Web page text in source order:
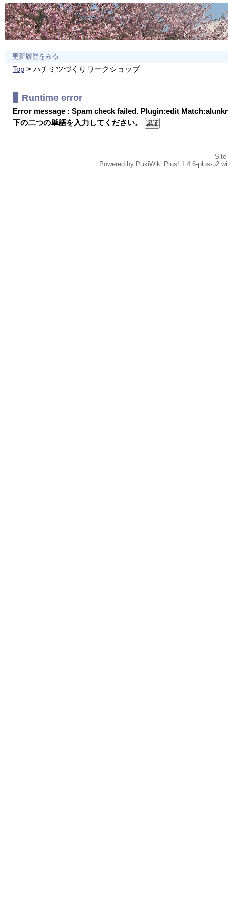
更新履歴をみる
Top> ハチミツづくりワークショップ
Runtime error
Error message : Spam check failed. Plugin:edit
下の二つの単語を入力してください。
Powered by PukiWiki Plus! 1.4.6-plus-u2